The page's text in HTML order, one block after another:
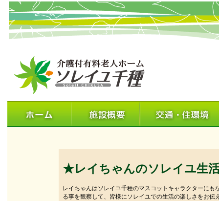
★レイちゃんのソレイユ生
レイちゃんはソレイユ千種のマスコットキャラクターに
る事を観察して、皆様にソレイユでの生活の楽しさをお伝